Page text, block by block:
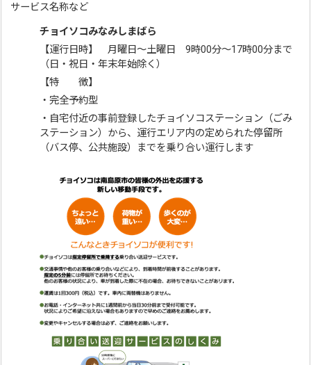
サービス名称など
チョイソコみなみしまばら
【運行日時】 月曜日～土曜日 9時00分～17時00分まで
（日・祝日・年末年始除く）
【特 徴】
・完全予約型
・自宅付近の事前登録したチョイソコステーション（ごみ
ステーション）から、運行エリア内の定められた停留所
（バス停、公共施設）までを乗り合い運行します